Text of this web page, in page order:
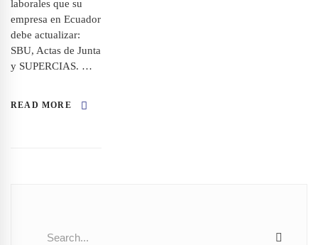
laborales que su
empresa en Ecuador
debe actualizar:
SBU, Actas de Junta
y SUPERCIAS. …
READ MORE